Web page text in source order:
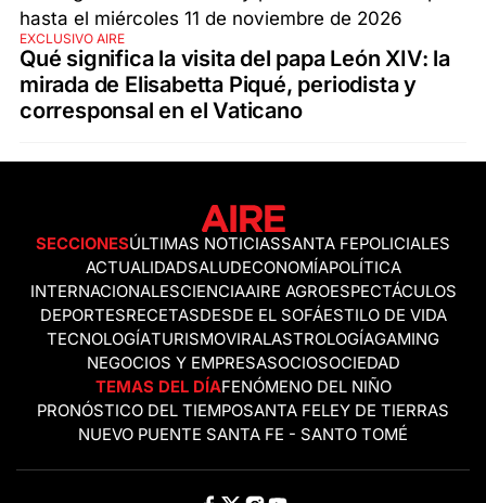
EXCLUSIVO AIRE
Qué significa la visita del papa León XIV: la
mirada de Elisabetta Piqué, periodista y
corresponsal en el Vaticano
SECCIONESÚLTIMAS NOTICIASSANTA FEPOLICIALES
ACTUALIDADSALUDECONOMÍAPOLÍTICA
INTERNACIONALESCIENCIAAIRE AGROESPECTÁCULOS
DEPORTESRECETASDESDE EL SOFÁESTILO DE VIDA
TECNOLOGÍATURISMOVIRALASTROLOGÍAGAMING
NEGOCIOS Y EMPRESASOCIOSOCIEDAD
TEMAS DEL DÍAFENÓMENO DEL NIÑO
PRONÓSTICO DEL TIEMPOSANTA FELEY DE TIERRAS
NUEVO PUENTE SANTA FE - SANTO TOMÉ